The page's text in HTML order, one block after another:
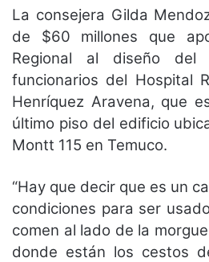
La consejera Gilda
de $60 millones que
Regional al diseño del
funcionarios del Hospital
Henríquez Aravena, que
último piso del edificio
Montt 115 en Temuco.
“Hay que decir que es un
condiciones para ser
comen al lado de la
donde están los cestos